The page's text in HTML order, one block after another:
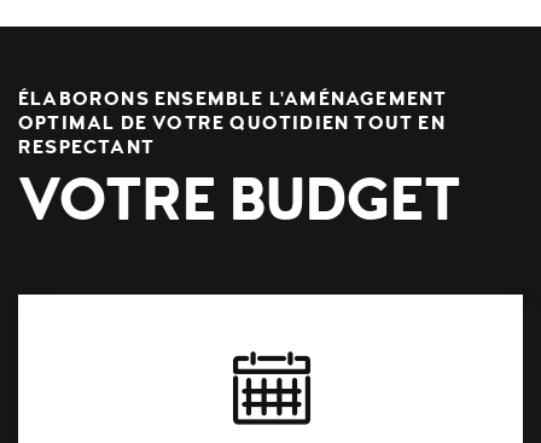
ÉLABORONS ENSEMBLE L'AMÉNAGEMENT
OPTIMAL DE VOTRE QUOTIDIEN TOUT EN
RESPECTANT
VOTRE BUDGET